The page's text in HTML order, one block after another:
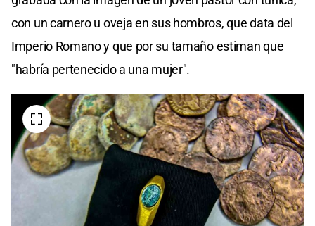
con un carnero u oveja en sus hombros, que data del
Imperio Romano y que por su tamaño estiman que
"habría pertenecido a una mujer".